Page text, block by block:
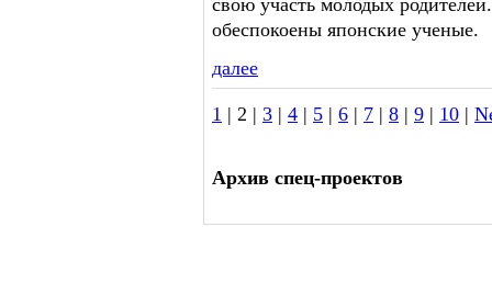
свою участь молодых
обеспокоены японские ученые.
далее
1 | 2 | 3 | 4 | 5 | 6 | 7 | 8 | 9 | 10 |
Архив спец-проектов